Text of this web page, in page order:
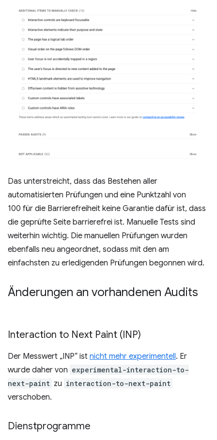
Das unterstreicht, dass das Bestehen aller
automatisierten Prüfungen und eine Punktzahl von
100 für die Barrierefreiheit keine Garantie dafür ist, dass
die geprüfte Seite barrierefrei ist. Manuelle Tests sind
weiterhin wichtig. Die manuellen Prüfungen wurden
ebenfalls neu angeordnet, sodass mit den am
einfachsten zu erledigenden Prüfungen begonnen wird.
Änderungen an vorhandenen Audits
Interaction to Next Paint (INP)
Der Messwert „INP“ ist nicht mehr experimentell. Er
wurde daher von experimental-interaction-to-
next-paint zu interaction-to-next-paint
verschoben.
Dienstprogramme